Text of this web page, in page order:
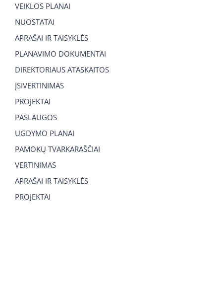
VEIKLOS PLANAI
NUOSTATAI
APRAŠAI IR TAISYKLĖS
PLANAVIMO DOKUMENTAI
DIREKTORIAUS ATASKAITOS
ĮSIVERTINIMAS
PROJEKTAI
PASLAUGOS
UGDYMO PLANAI
PAMOKŲ TVARKARAŠČIAI
VERTINIMAS
APRAŠAI IR TAISYKLĖS
PROJEKTAI